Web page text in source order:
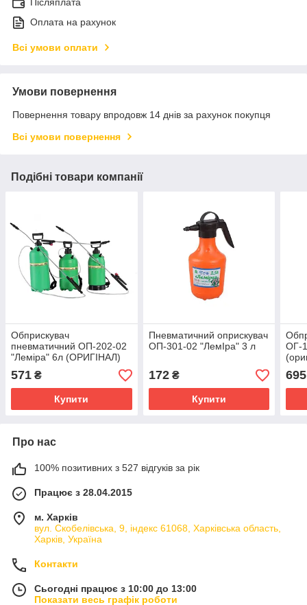
Оплата на рахунок
Всі умови оплати
Умови повернення
Повернення товару впродовж 14 днів за рахунок покупця
Всі умови повернення
Подібні товари компанії
Обприскувач
пневматичний ОП-202-02
"Леміра" 6л (ОРИГІНАЛ)
571 ₴
Купити
Пневматичний оприскувач
ОП-301-02 "ЛемIра" 3 л
172₴
Купити
ОГ-
695
Про нас
100% позитивних з 527 відгуків за рік
Працює з 28.04.2015
м. Харків
вул. Скобелівська, 9, індекс 61068, Харківська область,
Харків, Україна
Контакти
Сьогодні працює з 10:00 до 13:00
Показати весь графік роботи